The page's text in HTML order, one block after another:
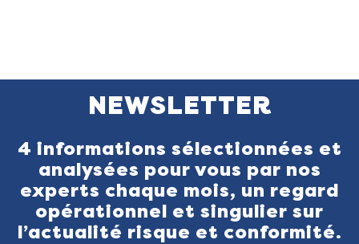
NEWSLETTER
4 informations sélectionnées et
analysées pour vous par nos
experts chaque mois, un regard
opérationnel et singulier sur
l’actualité risque et conformité.